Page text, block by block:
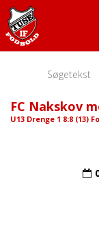
FC Nakskov
U13 Drenge 1 8:8 (13)